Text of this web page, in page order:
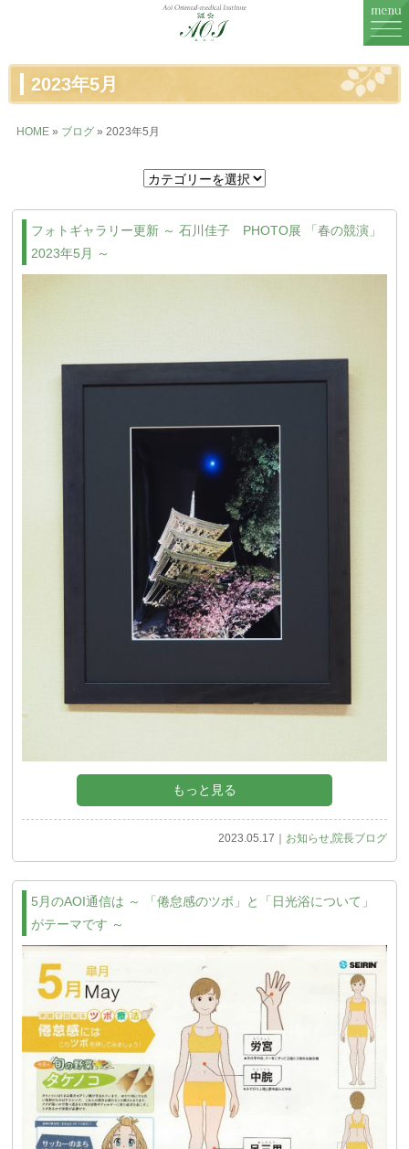
MENU
鍼灸治療
症例一覧
症例に関するお話
2023年5月
HOME» ブログ» 2023年5月
フォトギャラリー更新 ～ 石川佳子 PHOTO展 「春の競演」
2023年5月 ～
もっと見る
2023.05.17｜ お知らせ,院長ブログ
5月のAOI通信は ～ 「倦怠感のツボ」と「日光浴について」
がテーマです ～